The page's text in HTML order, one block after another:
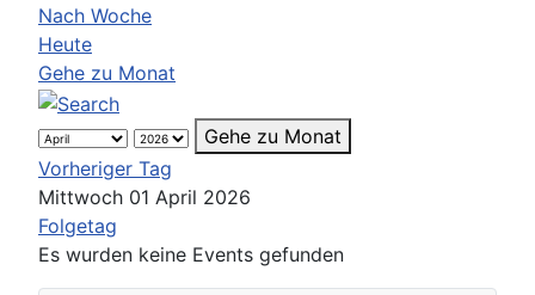
Nach Woche
Heute
Gehe zu Monat
Gehe zu Monat
Vorheriger Tag
Mittwoch 01 April 2026
Folgetag
Es wurden keine Events gefunden